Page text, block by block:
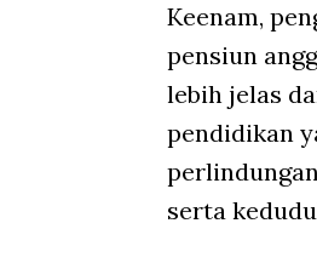
Keenam,
pensiun
lebih jelas
pendidikan
serta